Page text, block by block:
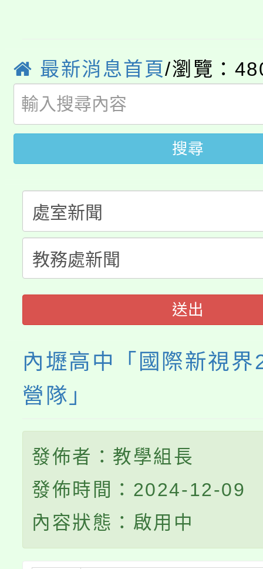
生本土語及新住民語歌
公告本校115學年度第
代理(課)教師甄選結果(
公告本校115學年度第
代理(課)教師甄選結果(
轉知中國文化大學推廣
《TA101》溝通分析基
程，歡迎學生輔導中心
心理、諮商輔導、社會
系所師生報名參加。
轉知苗栗縣政府辦理
縣市「校園短影音徵選
門員」簡章及活動海報
踴躍報名參加。
桃園市115學年度學生
要點
「桃園市補助參觀特色
展演活動實施計畫」
115年度「教育部表揚
義教育推展貢獻獎」
最新消息首頁/瀏覽：
搜尋
送出
內壢高中「國際新視
營隊」
發佈者：教學組長
發佈時間：2024-12-09
內容狀態：啟用中